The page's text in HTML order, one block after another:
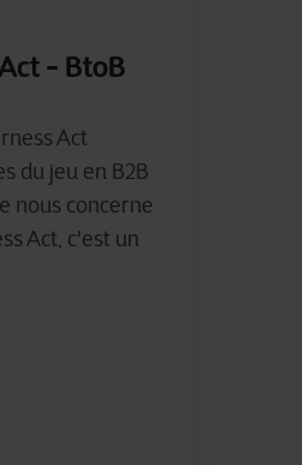
- BtoB
Act
du jeu en B2B
nous concerne
Act, c'est un